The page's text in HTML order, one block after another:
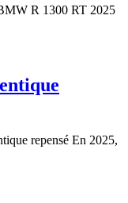
R 1300 RT 2025
repensé En 2025,